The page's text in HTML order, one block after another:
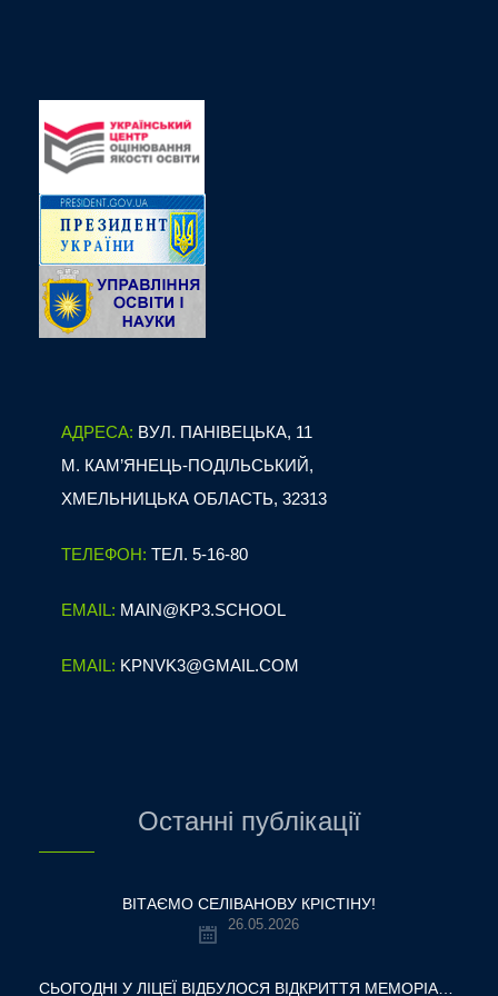
АДРЕСА: ВУЛ. ПАНІВЕЦЬКА, 11
М. КАМ’ЯНЕЦЬ-ПОДІЛЬСЬКИЙ,
ХМЕЛЬНИЦЬКА ОБЛАСТЬ, 32313
ТЕЛЕФОН: ТЕЛ. 5-16-80
EMAIL: MAIN@KP3.SCHOOL
EMAIL: KPNVK3@GMAIL.COM
Останні публікації
ВІТАЄМО СЕЛІВАНОВУ КРІСТІНУ!
26.05.2026